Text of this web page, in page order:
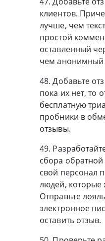
клиентов.
лучше, чем
простой
оставленный
чем анонимный
48. Добавьте
пока их нет, то
бесплатную
пробники в
отзывы.
49.
сбора
свой персонал
людей, которые
Отправьте
электронное
оставить отзыв.